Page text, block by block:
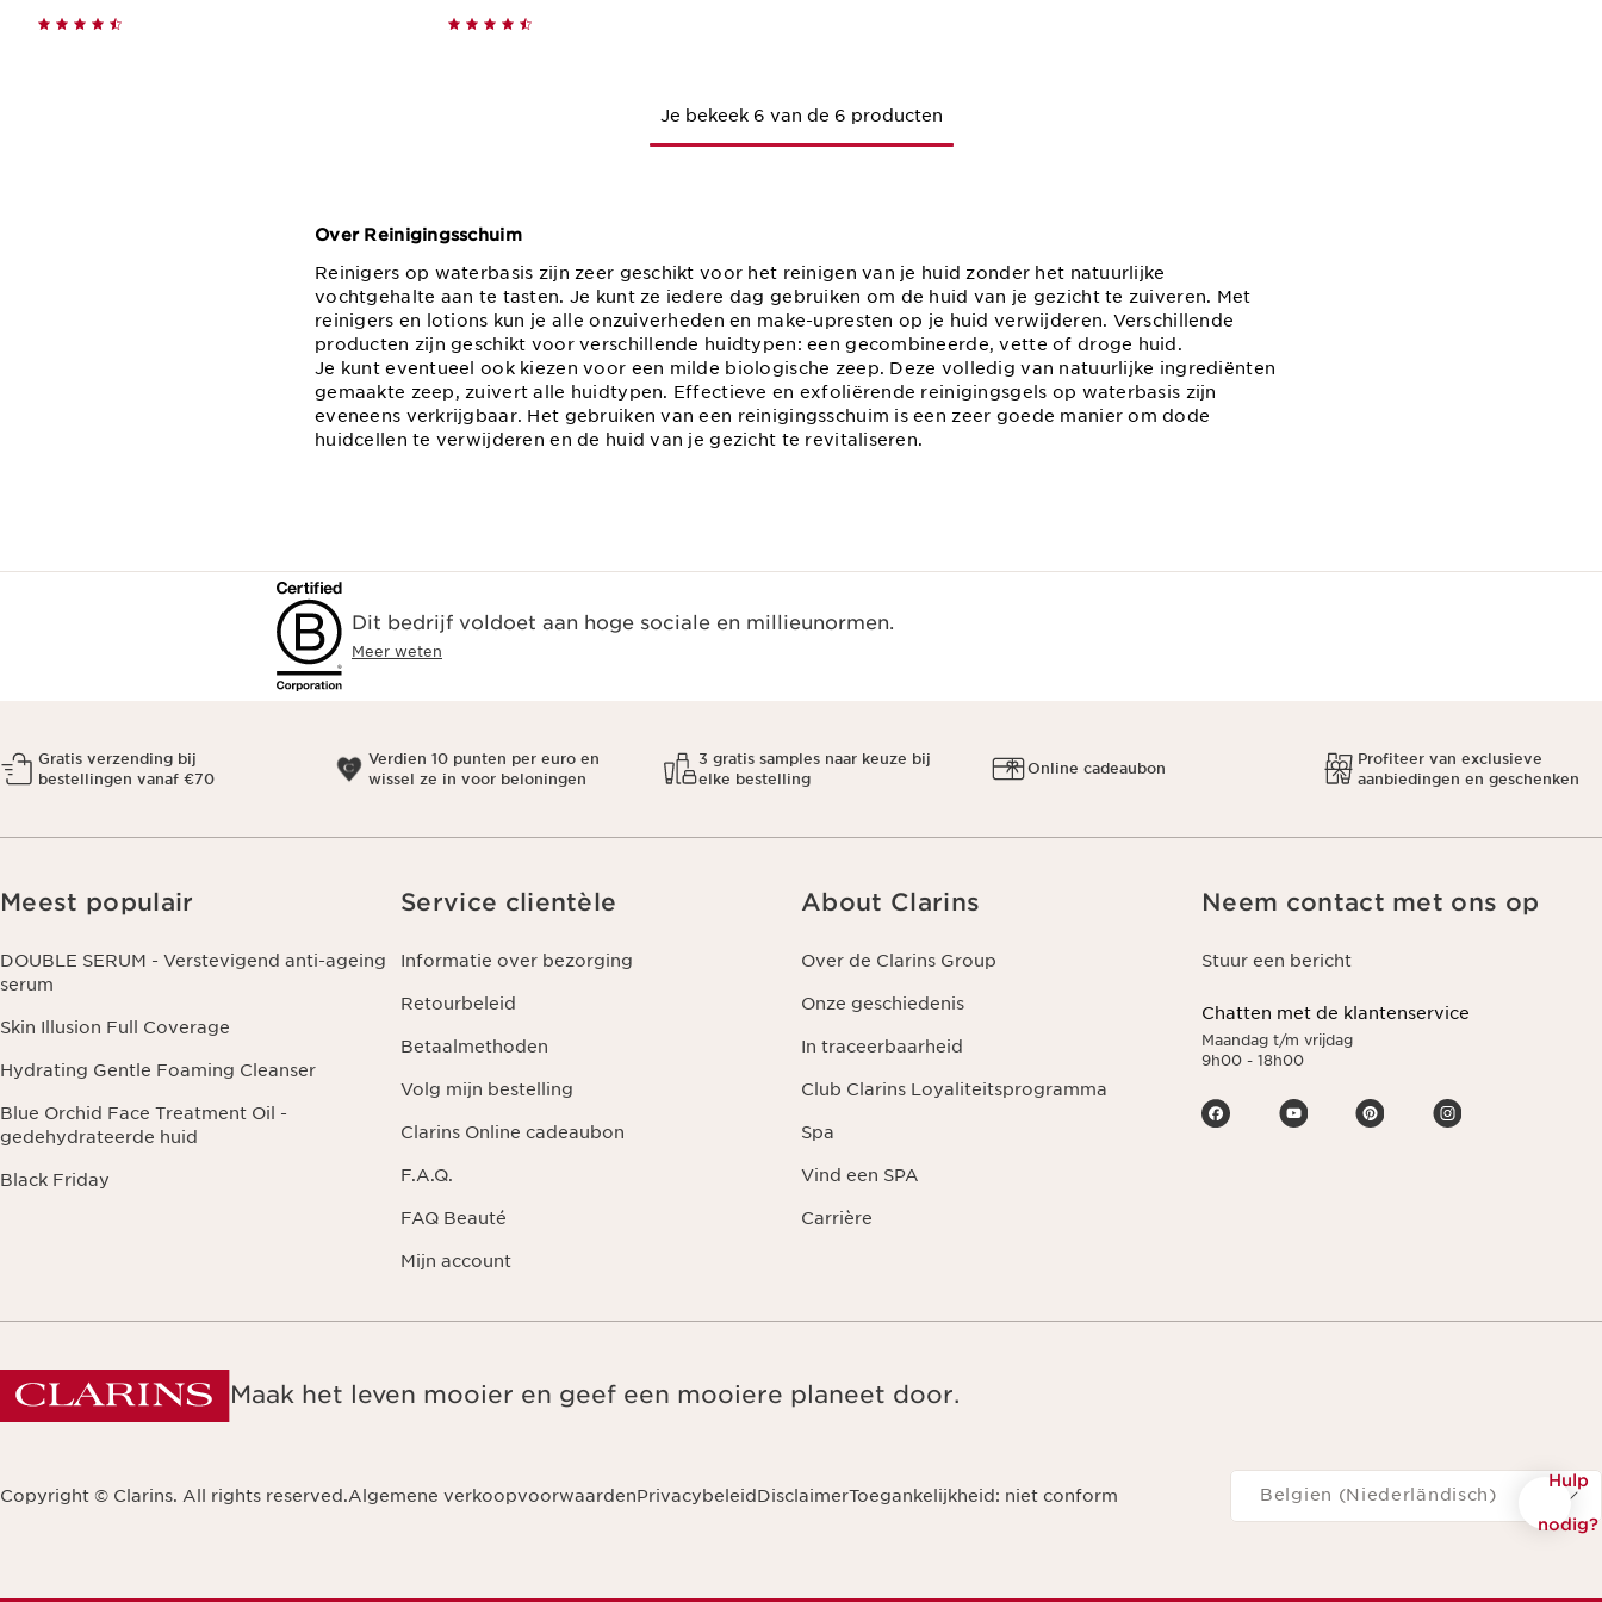
Je bekeek 6 van de 6 producten
Over Reinigingsschuim
Reinigers op waterbasis zijn zeer geschikt voor het reinigen van je huid zonder het natuurlijke
vochtgehalte aan te tasten. Je kunt ze iedere dag gebruiken om de huid van je gezicht te zuiveren. Met
reinigers en lotions kun je alle onzuiverheden en make-upresten op je huid verwijderen. Verschillende
producten zijn geschikt voor verschillende huidtypen: een gecombineerde, vette of droge huid.
Je kunt eventueel ook kiezen voor een milde biologische zeep. Deze volledig van natuurlijke ingrediënten
gemaakte zeep, zuivert alle huidtypen. Effectieve en exfoliërende reinigingsgels op waterbasis zijn
eveneens verkrijgbaar. Het gebruiken van een reinigingsschuim is een zeer goede manier om dode
huidcellen te verwijderen en de huid van je gezicht te revitaliseren.
Hulp
nodig?
Dit bedrijf voldoet aan hoge sociale en millieunormen.
Meer weten
Gratis verzending bij
bestellingen vanaf €70
Verdien 10 punten per euro en
wissel ze in voor beloningen
3 gratis samples naar keuze bij
elke bestelling
Online cadeaubon
Profiteer van exclusieve
aanbiedingen en geschenken
Meest populair
DOUBLE SERUM - Verstevigend anti-ageing
serum
Skin Illusion Full Coverage
Hydrating Gentle Foaming Cleanser
Blue Orchid Face Treatment Oil -
gedehydrateerde huid
Black Friday
Service clientèle
Informatie over bezorging
Retourbeleid
Betaalmethoden
Volg mijn bestelling
Clarins Online cadeaubon
F.A.Q.
FAQ Beauté
Mijn account
About Clarins
Over de Clarins Group
Onze geschiedenis
In traceerbaarheid
Club Clarins Loyaliteitsprogramma
Spa
Vind een SPA
Carrière
Neem contact met ons op
Stuur een bericht
Chatten met de klantenservice
Maandag t/m vrijdag
9h00 - 18h00
Maak het leven mooier en geef een mooiere planeet door.
Copyright © Clarins. All rights reserved.Algemene verkoopvoorwaardenPrivacybeleidDisclaimerToegankelijkheid: niet conform
Navigeren naar
Belgien (Niederländisch)